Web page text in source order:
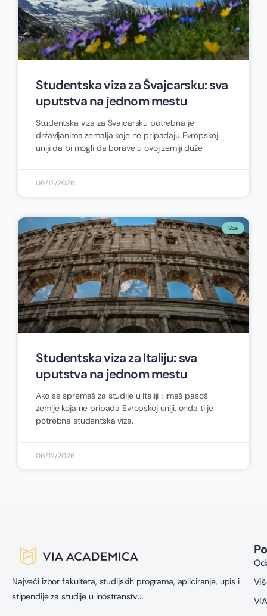
Studentska viza za Švajcarsku: sva
uputstva na jednom mestu
Studentska viza za Švajcarsku potrebna je
državljanima zemalja koje ne pripadaju Evropskoj
uniji da bi mogli da borave u ovoj zemlji duže
06/12/2026
Vize
Studentska viza za Italiju: sva
uputstva na jednom mestu
Ako se spremaš za studije u Italiji i imaš pasoš
zemlje koja ne pripada Evropskoj uniji, onda ti je
potrebna studentska viza.
06/12/2026
Najveći izbor fakulteta, studijskih programa, apliciranje, upis i
stipendije za studije u inostranstvu.